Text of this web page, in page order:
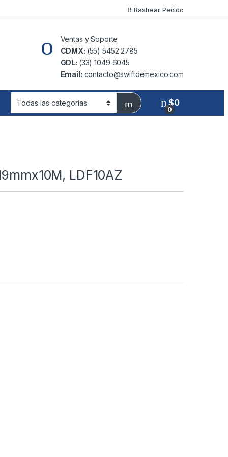
Rastrear Pedido
Ventas y Soporte
CDMX: (55) 5452 2785
GDL: (33) 1049 6045
Email: contacto@swiftdemexico.com
0
$0
LDF10AZ